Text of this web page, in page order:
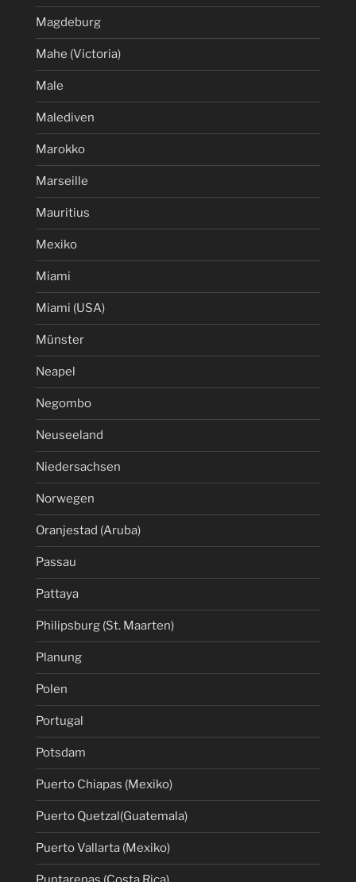
Magdeburg
Mahe (Victoria)
Male
Malediven
Marokko
Marseille
Mauritius
Mexiko
Miami
Miami (USA)
Münster
Neapel
Negombo
Neuseeland
Niedersachsen
Norwegen
Oranjestad (Aruba)
Passau
Pattaya
Philipsburg (St. Maarten)
Planung
Polen
Portugal
Potsdam
Puerto Chiapas (Mexiko)
Puerto Quetzal(Guatemala)
Puerto Vallarta (Mexiko)